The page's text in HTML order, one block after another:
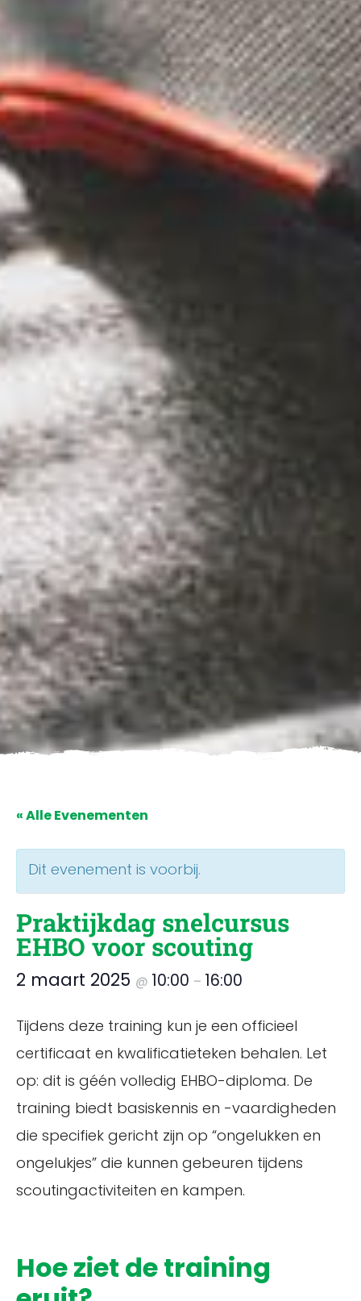
« Alle Evenementen
Dit evenement is voorbij.
Praktijkdag snelcursus
EHBO voor scouting
2 maart 2025 @ 10:00 – 16:00
Tijdens deze training kun je een officieel
certificaat en kwalificatieteken behalen. Let
op: dit is géén volledig EHBO-diploma. De
training biedt basiskennis en -vaardigheden
die specifiek gericht zijn op “ongelukken en
ongelukjes” die kunnen gebeuren tijdens
scoutingactiviteiten en kampen.
Hoe ziet de training